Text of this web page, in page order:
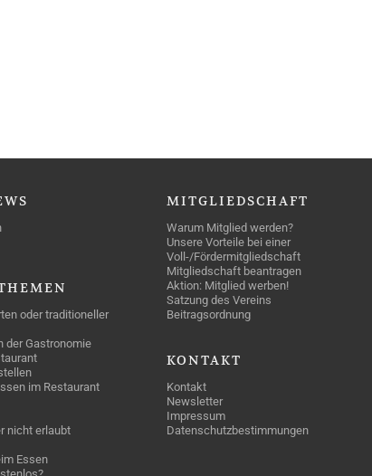
oder traditioneller
der Gastronomie
im Restaurant
nicht erlaubt
Essen
MITGLIEDSCHAFT
Warum Mitglied werden?
Unsere Vorteile bei einer
Voll-/Fördermitgliedschaft
Mitgliedschaft beantragen
Aktion: Mitglied werben!
Satzung des Vereins
Beitragsordnung
KONTAKT
Kontakt
Newsletter
Impressum
Datenschutzbestimmungen